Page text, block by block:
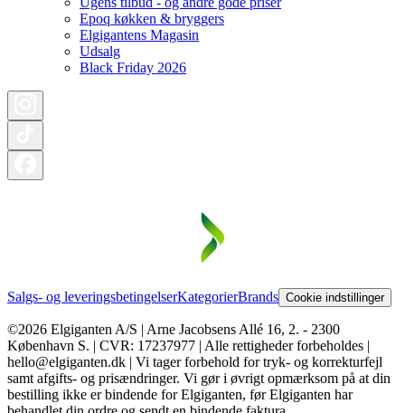
Epoq køkken & bryggers
Elgigantens Magasin
Udsalg
Black Friday 2026
Salgs- og leveringsbetingelserKategorierBrands Cookie indstillinger
©2026 Elgiganten A/S | Arne Jacobsens Allé 16, 2. - 2300
København S. | CVR: 17237977 | Alle rettigheder forbeholdes |
hello@elgiganten.dk | Vi tager forbehold for tryk- og korrekturfejl
samt afgifts- og prisændringer. Vi gør i øvrigt opmærksom på at din
bestilling ikke er bindende for Elgiganten, før Elgiganten har